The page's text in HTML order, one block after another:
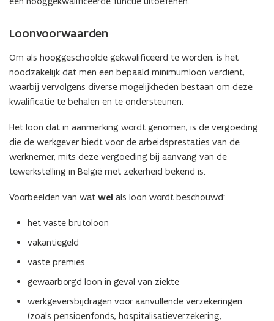
Loonvoorwaarden
Om als hooggeschoolde gekwalificeerd te worden, is het
noodzakelijk dat men een bepaald minimumloon verdient,
waarbij vervolgens diverse mogelijkheden bestaan om deze
kwalificatie te behalen en te ondersteunen.
Het loon dat in aanmerking wordt genomen, is de vergoeding
die de werkgever biedt voor de arbeidsprestaties van de
werknemer, mits deze vergoeding bij aanvang van de
tewerkstelling in België met zekerheid bekend is.
Voorbeelden van wat wel als loon wordt beschouwd:
het vaste brutoloon
vakantiegeld
vaste premies
gewaarborgd loon in geval van ziekte
werkgeversbijdragen voor aanvullende verzekeringen
(zoals pensioenfonds, hospitalisatieverzekering,